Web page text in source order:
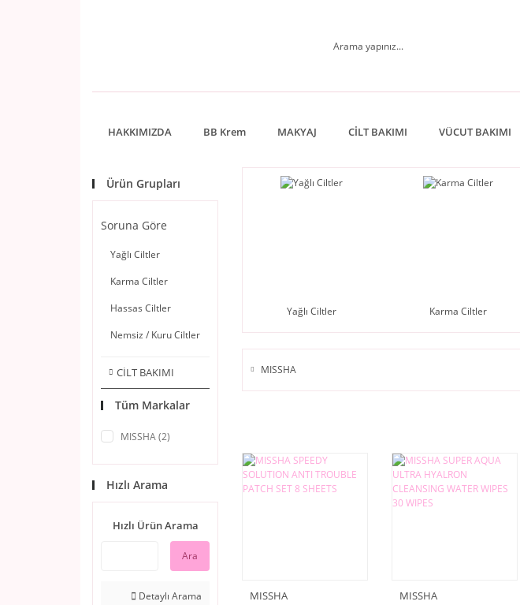
HAKKIMIZDA BB Krem MAKYAJ CİLT BAKIMI VÜCUT BAKIMI
Ürün Grupları
Soruna Göre
Yağlı Ciltler
Karma Ciltler
Hassas Ciltler
Nemsiz / Kuru Ciltler
CİLT BAKIMI
Tüm Markalar
MISSHA (2)
Hızlı Arama
Hızlı Ürün Arama
Ara
Detaylı Arama
Yağlı Ciltler Karma Ciltler
MISSHA
MISSHA MISSHA